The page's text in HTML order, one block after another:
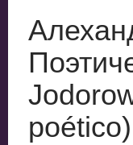
poético)